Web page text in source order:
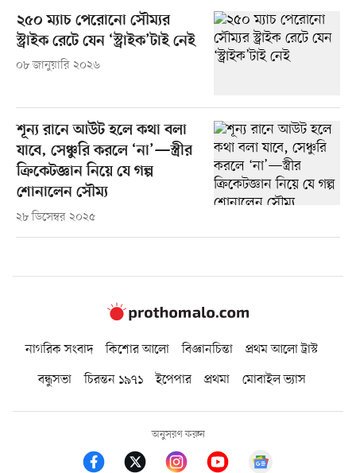
২৫০ ম্যাচ পেরোনো সৌম্যর
স্ট্রাইক রেটে যেন ‘স্ট্রাইক’টাই নেই
০৮ জানুয়ারি ২০২৬
শূন্য রানে আউট হলে কথা বলা
যাবে, সেঞ্চুরি করলে ‘না’—স্ত্রীর
ক্রিকেটজ্ঞান নিয়ে যে গল্প
শোনালেন সৌম্য
২৮ ডিসেম্বর ২০২৫
নাগরিক সংবাদ কিশোর আলো বিজ্ঞানচিন্তা
প্রথম আলো ট্রাস্ট
বন্ধুসভা
চিরন্তন ১৯৭১ ইপেপার প্রথমা মোবাইল ভ্যাস
অনুসরণ করুন